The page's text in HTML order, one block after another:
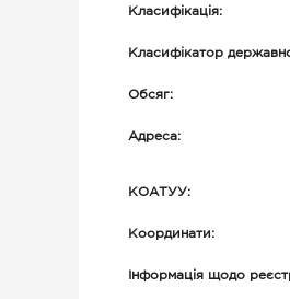
Класифікація:
Класифікатор
Обсяг:
Адреса:
КОАТУУ:
Координати:
Інформація щодо